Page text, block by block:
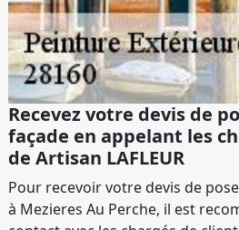
Recevez votre devis de
façade en appelant les
de Artisan LAFLEUR
Pour recevoir votre devis de
à Mezieres Au Perche, il est